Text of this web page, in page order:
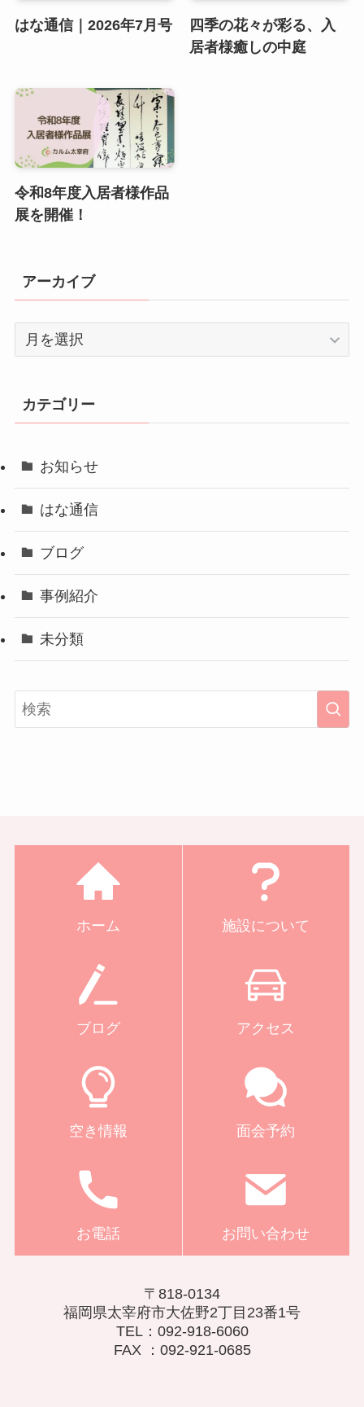
はな通信｜2026年7月号
四季の花々が彩る、入
居者様癒しの中庭
令和8年度入居者様作品
展を開催！
アーカイブ
ー
イ
ブ
カテゴリー
お知らせ
はな通信
ブログ
事例紹介
未分類
ホーム 施設について
ブログ アクセス
空き情報 面会予約
お電話 お問い合わせ
〒818-0134
福岡県太宰府市大佐野2丁目23番1号
TEL：092-918-6060
FAX ：092-921-0685